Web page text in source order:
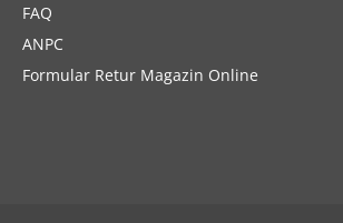
FAQ
ANPC
Formular Retur Magazin Online